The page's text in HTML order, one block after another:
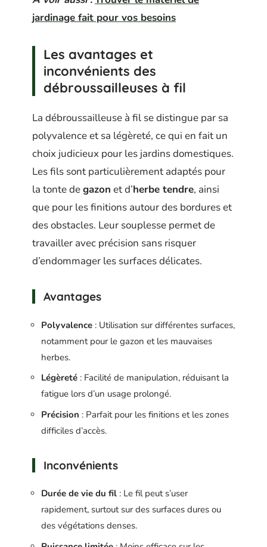
jardinage fait pour vos besoins
Les avantages et
inconvénients des
débroussailleuses à fil
La débroussailleuse à fil se distingue par sa
polyvalence et sa légèreté, ce qui en fait un
choix judicieux pour les jardins domestiques.
Les fils sont particulièrement adaptés pour
la tonte degazon et d’herbe tendre, ainsi
que pour les finitions autour des bordures et
des obstacles. Leur souplesse permet de
travailler avec précision sans risquer
d’endommager les surfaces délicates.
Avantages
Polyvalence : Utilisation sur différentes surfaces,
notamment pour le gazon et les mauvaises
herbes.
Légèreté : Facilité de manipulation, réduisant la
fatigue lors d’un usage prolongé.
Précision : Parfait pour les finitions et les zones
difficiles d’accès.
Inconvénients
Durée de vie du fil : Le fil peut s’user
rapidement, surtout sur des surfaces dures ou
des végétations denses.